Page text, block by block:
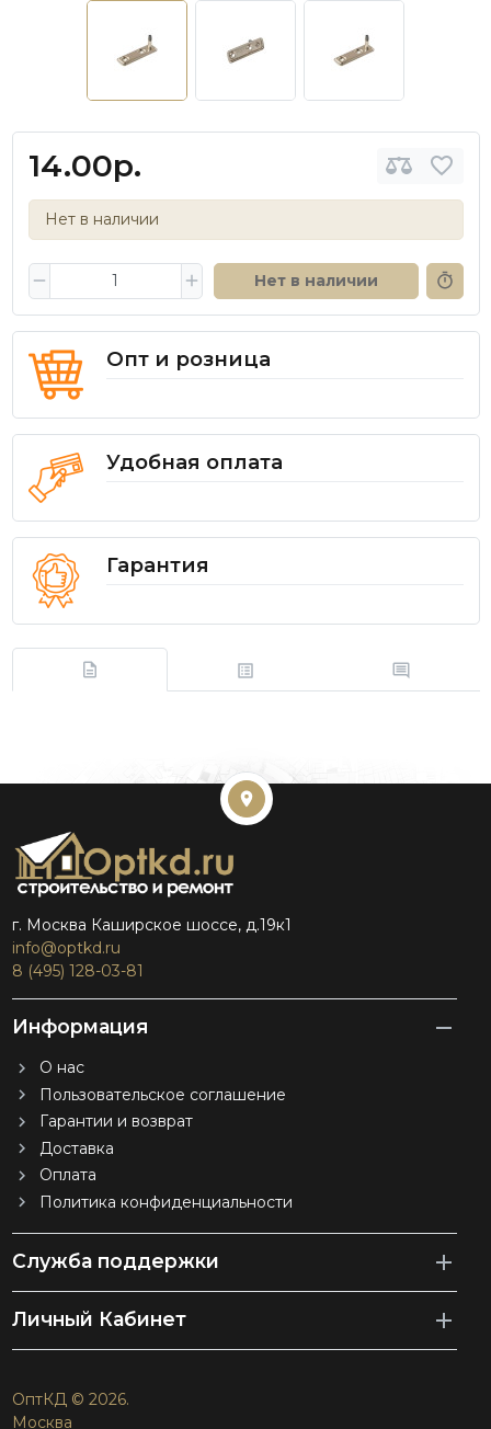
14.00р.
Нет в наличии
Нет в наличии
Опт и розница
Удобная оплата
Гарантия
г. Москва Каширское шоссе, д.19к1
info@optkd.ru
8 (495) 128-03-81
Информация
О нас
Пользовательское соглашение
Гарантии и возврат
Доставка
Оплата
Политика конфиденциальности
Служба поддержки
Личный Кабинет
ОптКД © 2026.
Москва